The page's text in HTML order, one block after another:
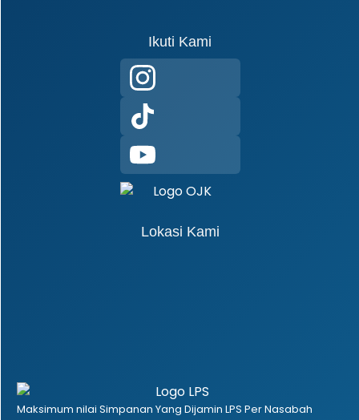
Ikuti Kami
Lokasi Kami
Maksimum nilai Simpanan Yang Dijamin LPS Per Nasabah